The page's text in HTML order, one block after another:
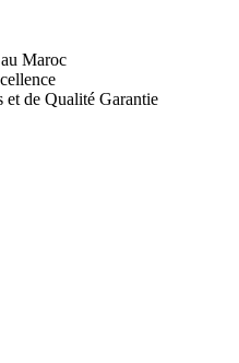
Maroc
et de Qualité Garantie